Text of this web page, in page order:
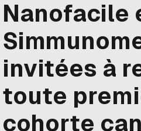
Nanofacile
invitées à
toute
cohorte